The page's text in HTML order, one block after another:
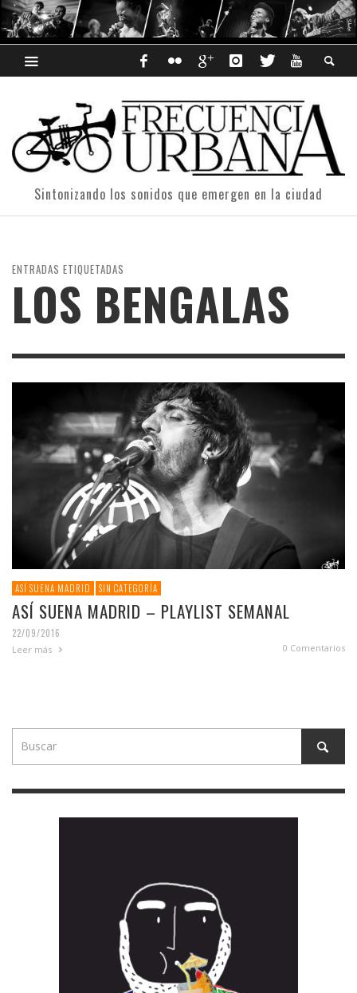
Sintonizando los sonidos que emergen en la ciudad
ENTRADAS ETIQUETADAS
LOS BENGALAS
ASÍ SUENA MADRID SIN CATEGORÍA
ASÍ SUENA MADRID – PLAYLIST SEMANAL
22/09/2016
Leer más 0 Comentarios